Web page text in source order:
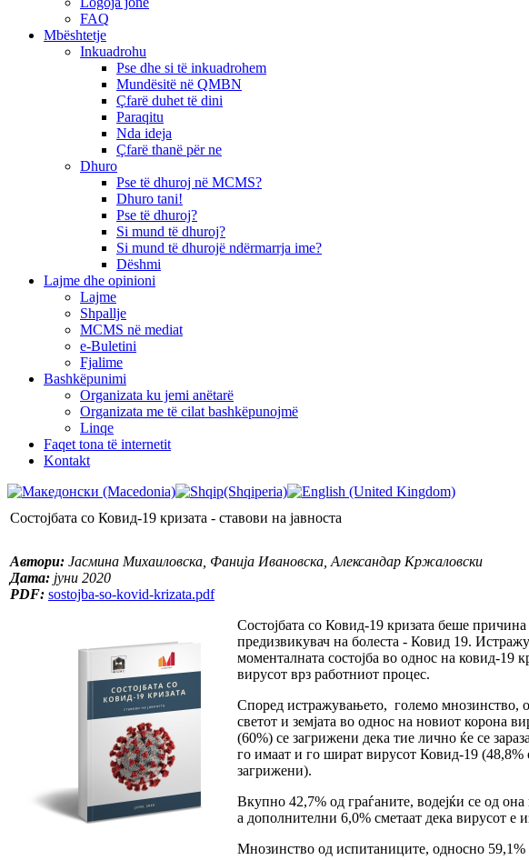
FAQ
Mbështetje
Inkuadrohu
Pse dhe si të inkuadrohem
Mundësitë në QMBN
Çfarë duhet të dini
Paraqitu
Nda ideja
Çfarë thanë për ne
Dhuro
Pse të dhuroj në MCMS?
Dhuro tani!
Pse të dhuroj?
Si mund të dhuroj?
Si mund të dhurojë ndërmarrja ime?
Dëshmi
Lajme dhe opinioni
Lajme
Shpallje
MCMS në mediat
e-Buletini
Fjalime
Bashkëpunimi
Organizata ku jemi anëtarë
Organizata me të cilat bashkëpunojmë
Linqe
Faqet tona të internetit
Kontakt
Состојбата со Ковид-19 кризата - ставови на јавноста
Автори: Јасмина Михаиловска, Фанија Ивановска, Александар Кржаловски
Дата: јуни 2020
PDF: sostojba-so-kovid-krizata.pdf
Состојбата со Ковид-19 кризата беше
предизвикувач на болеста - Ковид 19.
моменталната состојба во однос на ковид-19
вирусот врз работниот процес.
Според истражувањето, големо мнозинство,
светот и земјата во однос на новиот корона
(60%) се загрижени дека тие лично ќе се
го имаат и го шират вирусот Ковид-19 (48,8%
загрижени).
Вкупно 42,7% од граѓаните, водејќи се од
а дополнителни 6,0% сметаат дека вирусот е
Мнозинство од испитаниците, односно 59,1%